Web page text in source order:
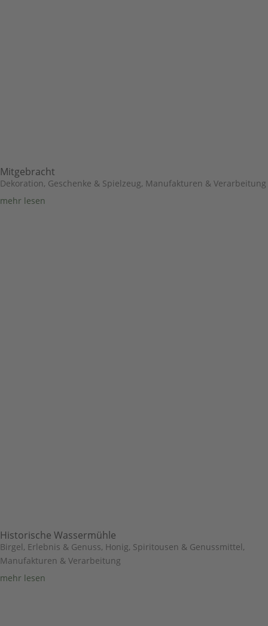
Mitgebracht
Dekoration, Geschenke & Spielzeug, Manufakturen & Verarbeitung
mehr lesen
Historische Wassermühle
Birgel, Erlebnis & Genuss, Honig, Spiritousen & Genussmittel,
Manufakturen & Verarbeitung
mehr lesen